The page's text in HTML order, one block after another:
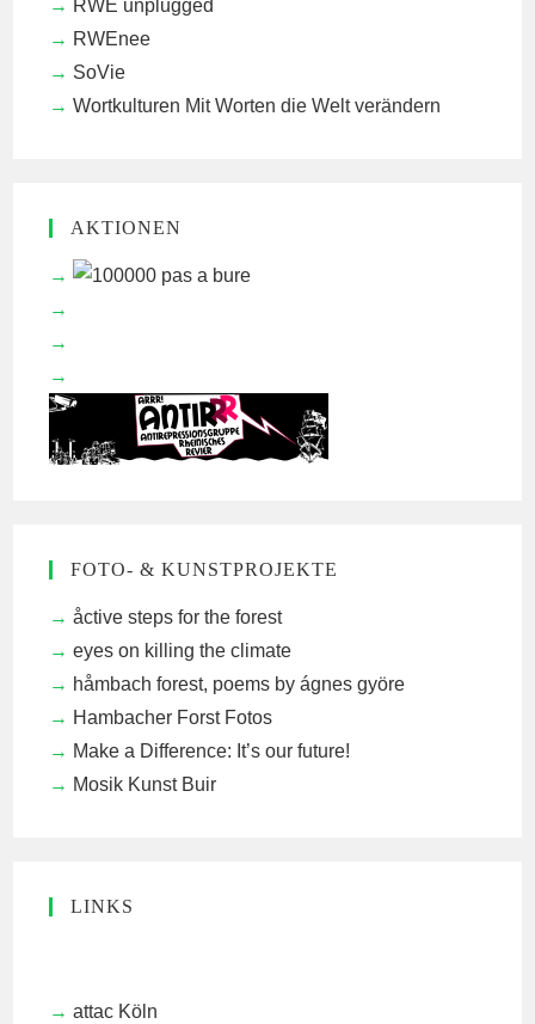
RWE unplugged
RWEnee
SoVie
Wortkulturen Mit Worten die Welt verändern
AKTIONEN
FOTO- & KUNSTPROJEKTE
åctive steps for the forest
eyes on killing the climate
håmbach forest, poems by ágnes györe
Hambacher Forst Fotos
Make a Difference: It’s our future!
Mosik Kunst Buir
LINKS
attac Köln